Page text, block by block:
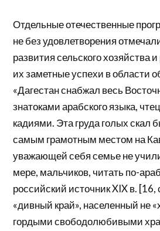
Отдельные отечественные
не без удовлетворения
развития сельского хозяйства
их заметные успехи в области
«Дагестан снабжал весь
знатоками арабского языка,
кадиями. Эта груда голых скал
самым грамотным местом на
уважающей себя семье не
мере, мальчиков, читать по-
российский источник XIX в. [16,
«дивный край», населенный не
гордыми свободолюбивыми